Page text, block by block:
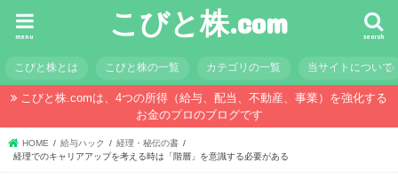
こびと株.com search
menu
こびと株とは こびと株の一覧 カテゴリの一覧 当サイトについて
こびと株.comは、4つの所得（給与、配当、不動産、事業）を強化する
お金のプロのブログです
HOME 給与ハック
経理・秘伝の書
経理でのキャリアアップを考える時は「階層」を意識する必要がある